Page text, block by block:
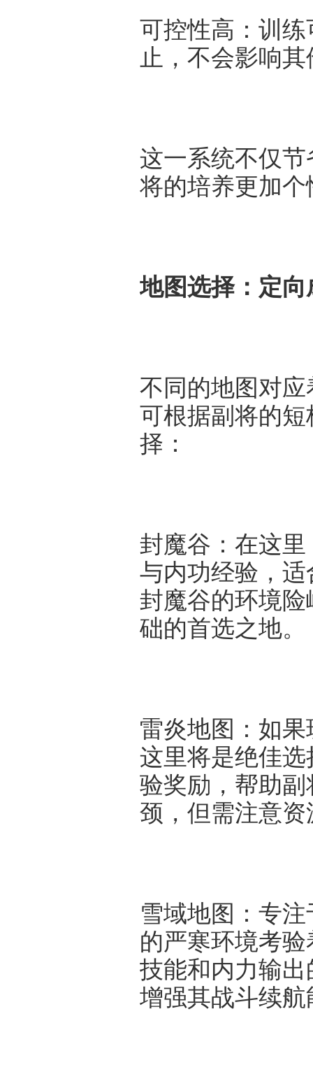
可控性高：训
止，不会影响
这一系统不仅
将的培养更加
地图选择：定
不同的地图对
可根据副将的
择：
封魔谷：在这
与内功经验，
封魔谷的环境
础的首选之地。
雷炎地图：如
这里将是绝佳
验奖励，帮助
颈，但需注意
雪域地图：专
的严寒环境考
技能和内力输
增强其战斗续航